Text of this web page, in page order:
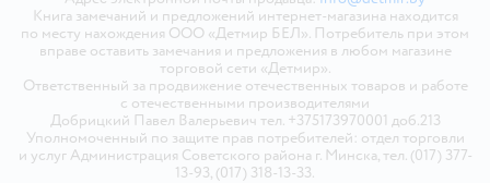
Книга замечаний и предложений интернет-магазина находится
по месту нахождения ООО «Детмир БЕЛ». Потребитель при этом
вправе оставить замечания и предложения в любом магазине
торговой сети «Детмир».
Ответственный за продвижение отечественных товаров и работе
с отечественными производителями
Добрицкий Павел Валерьевич тел. +375173970001 доб.213
Уполномоченный по защите прав потребителей: отдел торговли
и услуг Администрация Советского района г. Минска, тел. (017) 377-
13-93, (017) 318-13-33.